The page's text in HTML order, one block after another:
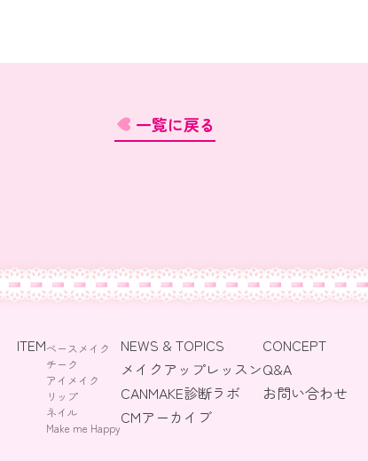
一覧に戻る
ITEMベースメイク
チーク
アイメイク
リップ
ネイル
Make me Happy
NEWS & TOPICS
メイクアップレッスン
CANMAKE診断ラボ
CMアーカイブ
CONCEPT
Q&A
お問い合わせ